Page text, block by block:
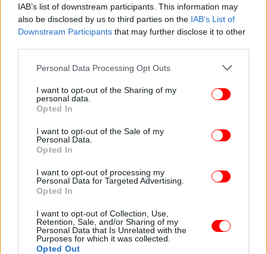
IAB’s list of downstream participants. This information may
also be disclosed by us to third parties on the IAB’s List of
Downstream Participants that may further disclose it to other
Please note that this website/app uses one or more Google
not limited to your visit or usage behaviour. You may click to
grant or deny consent to Google and its third-party tags to
use your data for below specified purposes in below Google
consent section.
Personal Data Processing Opt Outs
I want to opt-out of the Sharing of my
personal data.
Opted In
I want to opt-out of the Sale of my
Personal Data.
Opted In
I want to opt-out of processing my
Personal Data for Targeted Advertising.
Opted In
I want to opt-out of Collection, Use,
Retention, Sale, and/or Sharing of my
Personal Data that Is Unrelated with the
Purposes for which it was collected.
Opted Out
ΔΙΑΒΑΣΤΕ ΠΕΡΙΣΣΟΤΕΡΑ ΓΑΛΆΤΣΙ ΝΤΕΛΙΒΕΡΆΣ ΤΡΟΧΑΊΟ ΔΥΣΤΎΧΗΜΑ